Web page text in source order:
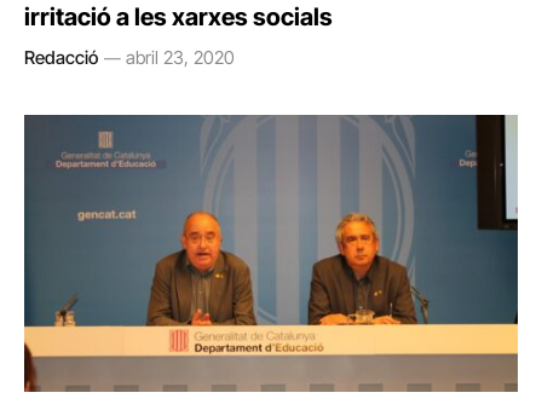
irritació a les xarxes socials
Redacció abril 23, 2020